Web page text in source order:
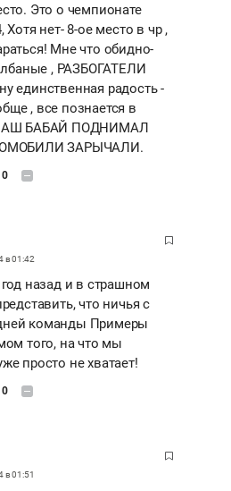
Это о чемпионате
Хотя нет- 8-ое место в чр ,
Мне что обидно-
, РАЗБОГАТЕЛИ
единственная радость -
, все познается в
НАШ БАБАЙ ПОДНИМАЛ
ЗАРЫЧАЛИ.
0
в 01:42
назад и в страшном
что ничья с
команды Примеры
того, на что мы
просто не хватает!
0
в 01:51